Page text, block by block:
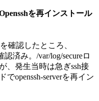
を再インストール
確認したところ、
済み。/var/log/secureロ
、発生当時は急ぎssh接
openssh-serverを再イン